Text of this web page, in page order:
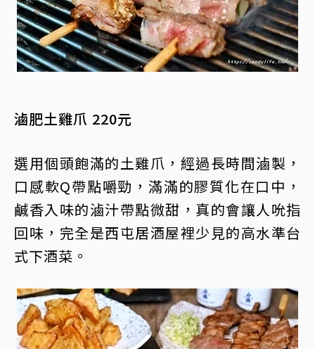
滷肥土雞爪 220元
選用個頭飽滿的土雞爪，經過長時間滷製，
口感軟Q帶點嚼勁，滿滿的膠質化在口中，
鹹香入味的滷汁帶點微甜，真的會讓人吮指
回味，完全是西屯居酒屋裡少見的高水準台
式下酒菜。